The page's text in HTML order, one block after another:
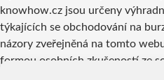
knowhow.cz jsou určeny
týkajících se obchodování na
názory zveřejněná na tomto
formou osobních zkušeností ze